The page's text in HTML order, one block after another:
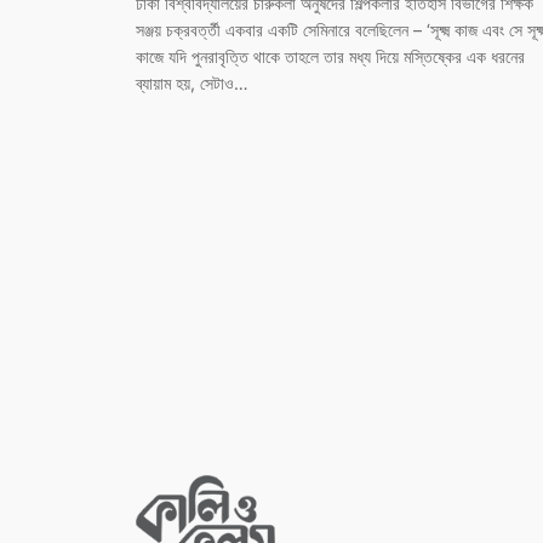
সঞ্জয় চক্রবর্ত্তী একবার একটি সেমিনারে বলেছিলেন – ‘সূক্ষ্ম কাজ এবং সে
কাজে যদি পুনরাবৃত্তি থাকে তাহলে তার মধ্য দিয়ে মস্তিষ্কের এক ধরনের
ব্যায়াম হয়, সেটাও…